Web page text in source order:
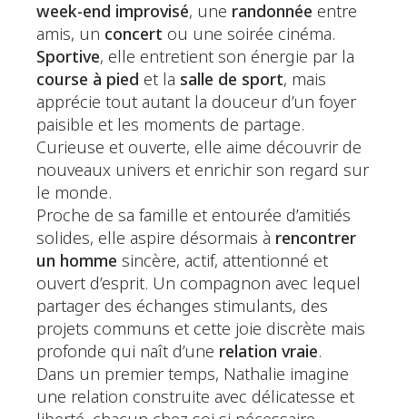
week-end improvisé, une randonnée entre
amis, un concert ou une soirée cinéma.
Sportive, elle entretient son énergie par la
course à pied et la salle de sport, mais
apprécie tout autant la douceur d’un foyer
paisible et les moments de partage.
Curieuse et ouverte, elle aime découvrir de
nouveaux univers et enrichir son regard sur
le monde.
Proche de sa famille et entourée d’amitiés
solides, elle aspire désormais à rencontrer
un homme sincère, actif, attentionné et
ouvert d’esprit. Un compagnon avec lequel
partager des échanges stimulants, des
projets communs et cette joie discrète mais
profonde qui naît d’une relation vraie.
Dans un premier temps, Nathalie imagine
une relation construite avec délicatesse et